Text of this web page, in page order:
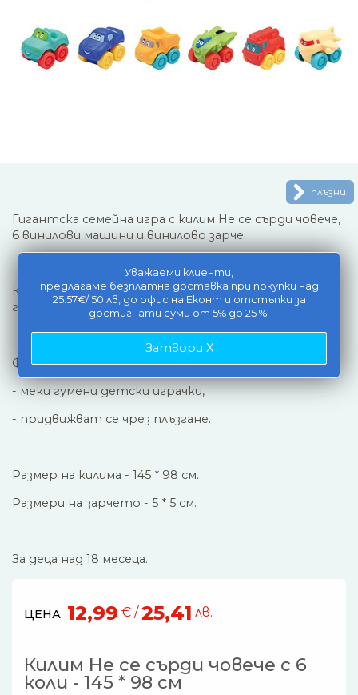
Уважаеми клиенти,
предлагаме безплатна доставка при покупки над
25.57€/ 50 лв, до офис на Еконт и отстъпки за
достигнати суми от 5% до 25 %.
Затвори X
плъзни
Гигантска семейна игра с килим Не се сърди човече,
6 винилови машини и винилово зарче.
Килимчето е с неплъзгаща се повърхност с дизайн
градски трафик.
Функция на количките:
- меки гумени детски играчки,
- придвижват се чрез плъзгане.
Размер на килима - 145 * 98 см.
Размери на зарчето - 5 * 5 см.
За деца над 18 месеца.
ЦЕНА 12,99 € /25,41 лв.
Килим Не се сърди човече с 6
коли - 145 * 98 см